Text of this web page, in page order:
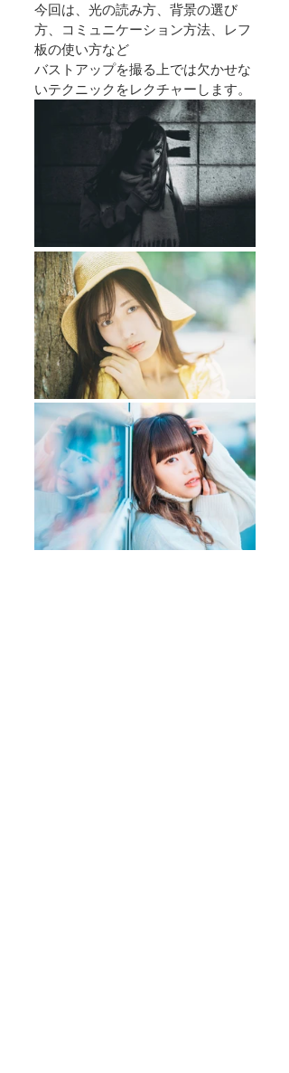
今回は、光の読み方、背景の選び
方、コミュニケーション方法、レフ
板の使い方など
バストアップを撮る上では欠かせな
いテクニックをレクチャーします。